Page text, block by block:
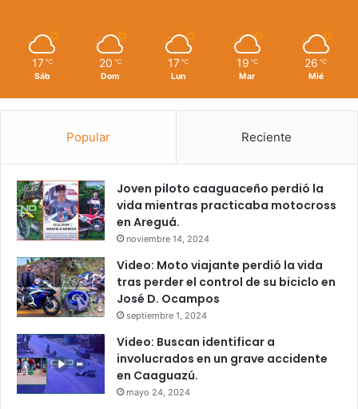
17 ℃
Sáb
20 ℃
Dom
17 ℃
Lun
19 ℃
Mar
26 ℃
Mié
Popular Reciente
Joven piloto caaguaceño perdió la
vida mientras practicaba motocross
en Areguá.
noviembre 14, 2024
Video: Moto viajante perdió la vida
tras perder el control de su biciclo en
José D. Ocampos
septiembre 1, 2024
Video: Buscan identificar a
involucrados en un grave accidente
en Caaguazú.
mayo 24, 2024